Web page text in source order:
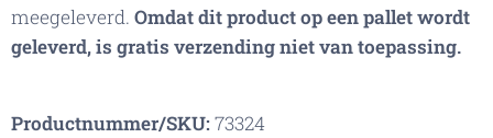
meegeleverd. Omdat dit product op een pallet wordt
geleverd, is gratis verzending niet van toepassing.
Productnummer/SKU:73324